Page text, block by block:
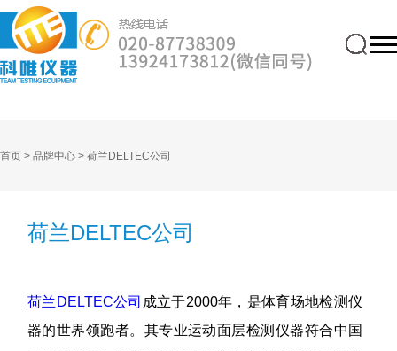
首页 > 品牌中心 > 荷兰DELTEC公司
荷兰DELTEC公司
荷兰DELTEC公司 成立于2000年，是体育场地检测仪
器的世界领跑者。其专业运动面层检测仪器符合中国